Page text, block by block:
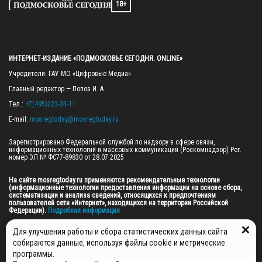
18+
ИНТЕРНЕТ-ИЗДАНИЕ «ПОДМОСКОВЬЕ СЕГОДНЯ. ONLINE»
Учредители: ГАУ МО «Цифровые Медиа»
Главный редактор — Попов И. А.
Тел.: +7(495)223-35-11
E-mail: mosregtoday@mosregtoday.ru
Зарегистрировано Федеральной службой по надзору в сфере связи,
информационных технологий и массовых коммуникаций (Роскомнадзор) Рег.
номер ЭЛ № ФС77-89830 от 28.07.2025
На сайте mosregtoday.ru применяются рекомендательные технологии
(информационные технологии предоставления информации на основе сбора,
систематизации и анализа сведений, относящихся к предпочтениям
пользователей сети «Интернет», находящихся на территории Российской
Федерации). Подробная информация
© 2026 ПРАВА НА ВСЕ МАТЕРИАЛЫ САЙТА ПРИНАДЛЕЖАТ ГАУ МО "ЦИФРОВЫЕ
МЕДИА" (ОГРН: 1255000059467).
Для улучшения работы и сбора статистических данных сайта
собираются данные, используя файлы cookie и метрические
программы.